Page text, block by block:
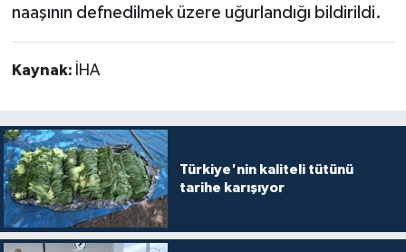
naaşının defnedilmek üzere uğurlandığı bildirildi.
Kaynak: İHA
Türkiye'nin kaliteli tütünü
tarihe karışıyor